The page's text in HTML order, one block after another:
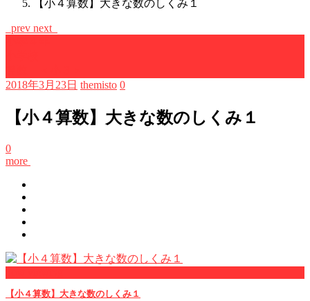
【小４算数】大きな数のしくみ１
prev next
2018年3月23日 themisto 0
【小４算数】大きな数のしくみ１
0
more
【小４算数】大きな数のしくみ１